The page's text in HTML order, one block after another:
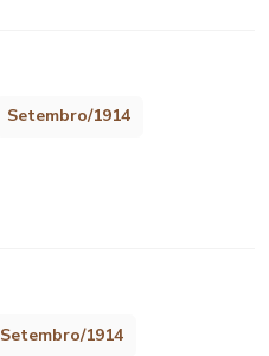
Setembro/1914
Setembro/1914